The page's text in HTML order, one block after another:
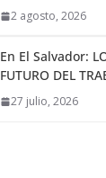
2 agosto, 2026
En El Salvador:
FUTURO DEL
27 julio, 2026